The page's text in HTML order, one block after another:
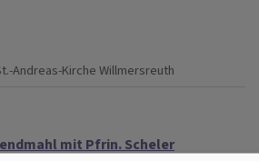
Andreas-Kirche Willmersreuth
mit Pfrin. Scheler